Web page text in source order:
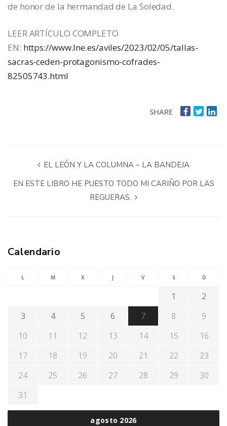
de honor de la hermandad de La Soledad.
LEER ARTÍCULO COMPLETO
EN: https://www.lne.es/aviles/2023/02/05/tallas-
sacras-ceden-protagonismo-cofrades-
82505743.html
SHARE
EL LEÓN Y LA COLUMNA – LA BANDEJA
EN ESTE LIBRO HE PUESTO TODO MI CARIÑO POR LAS
REGUERAS.
Calendario
agosto 2026
L M X J V S D
1
2
3
4 5 6 7 8
9
10
11 12 13 14 15
16
17
18 19 20 21 22
23
24
25 26 27 28 29
30
31